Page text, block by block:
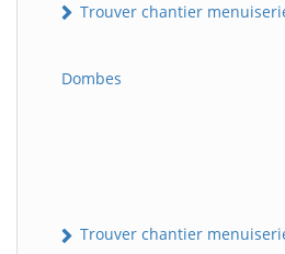
Trouver chantier
Dombes
Trouver chantier